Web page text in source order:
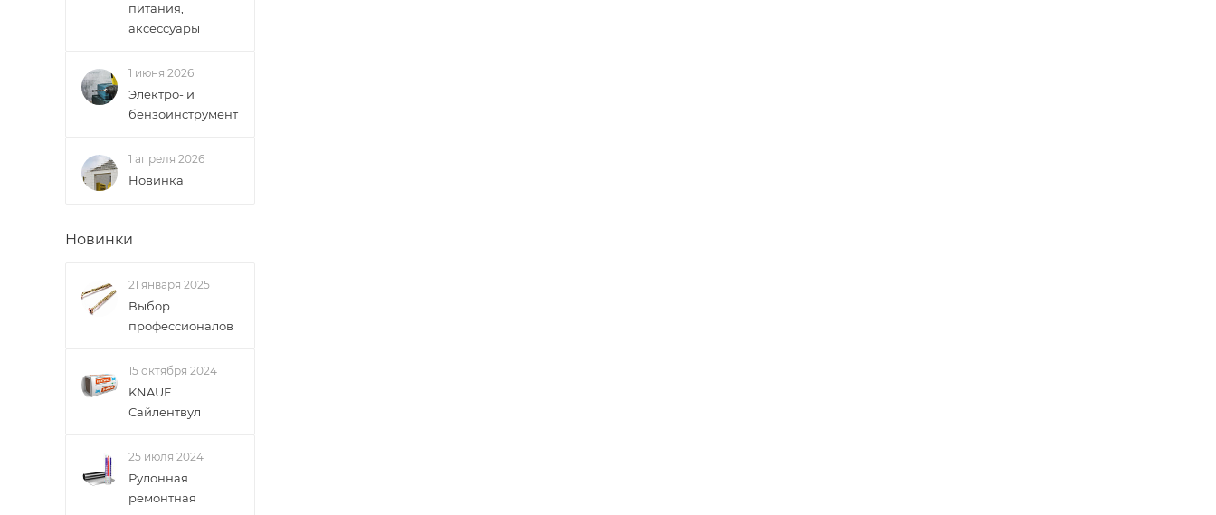
питания,
аксессуары
1 июня 2026
Электро- и
бензоинструмент
1 апреля 2026
Новинка
Новинки
21 января 2025
Выбор
профессионалов
15 октября 2024
KNAUF
Сайлентвул
25 июля 2024
Рулонная
ремонтная